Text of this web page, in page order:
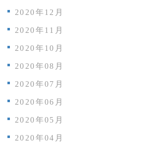
2020年12月
2020年11月
2020年10月
2020年08月
2020年07月
2020年06月
2020年05月
2020年04月